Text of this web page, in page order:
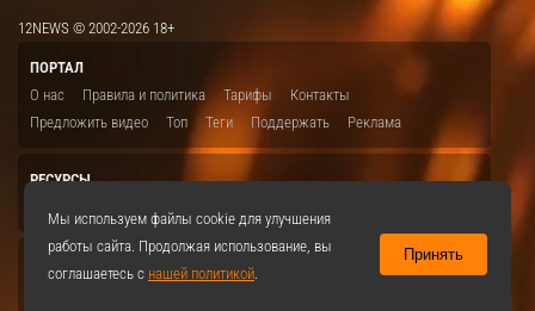
12NEWS © 2002-2026 18+
ПОРТАЛ
О нас
Правила и политика Тарифы
Контакты
Предложить видео
Топ Теги Поддержать Реклама
РЕСУРСЫ
Мы используем файлы cookie для улучшения
работы сайта. Продолжая использование, вы
соглашаетесь с нашей политикой.
Принять